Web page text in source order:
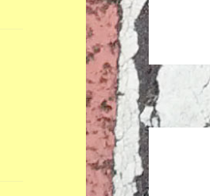
稿
ナ